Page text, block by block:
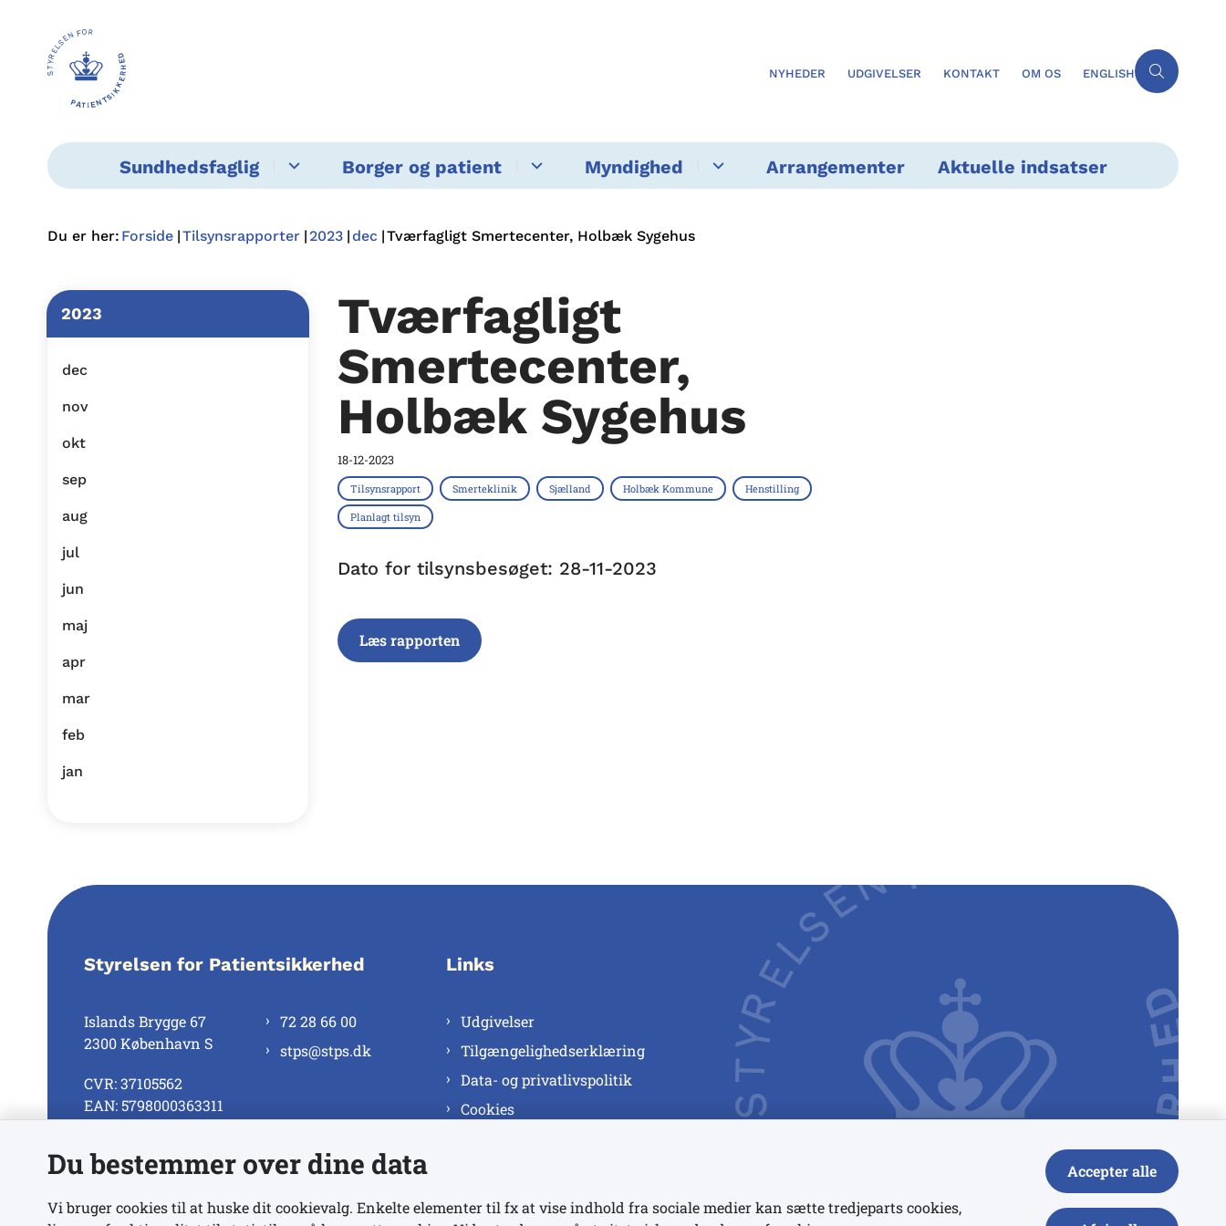
NYHEDER UDGIVELSER KONTAKT OM OS ENGLISH
Sundhedsfaglig Borger og patient Myndighed Arrangementer Aktuelle indsatser
Du er her: Forside Tilsynsrapporter 2023 dec Tværfagligt Smertecenter, Holbæk Sygehus
2023
dec
nov
okt
sep
aug
jul
jun
maj
apr
mar
feb
jan
Tværfagligt
Smertecenter,
Holbæk Sygehus
18-12-2023
Tilsynsrapport Smerteklinik Sjælland Holbæk Kommune Henstilling
Planlagt tilsyn
Dato for tilsynsbesøget: 28-11-2023
Læs rapporten
Styrelsen for Patientsikkerhed
Islands Brygge 67
2300 København S
CVR: 37105562
EAN: 5798000363311
72 28 66 00
stps@stps.dk
Se alle kontaktnumre
Links
Udgivelser
Tilgængelighedserklæring
Data- og privatlivspolitik
Cookies
Du bestemmer over dine data
Vi bruger cookies til at huske dit cookievalg. Enkelte elementer til fx at vise indhold fra sociale medier kan sætte tredjeparts cookies,
Accepter alle